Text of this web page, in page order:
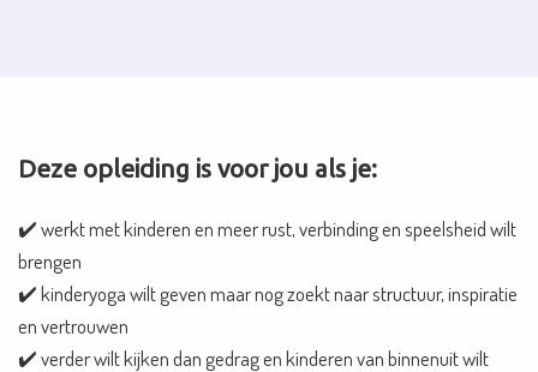
Deze opleiding is voor jou als je:
✔️ werkt met kinderen en meer rust, verbinding en speelsheid wilt
brengen
✔️ kinderyoga wilt geven maar nog zoekt naar structuur, inspiratie
en vertrouwen
✔️ verder wilt kijken dan gedrag en kinderen van binnenuit wilt